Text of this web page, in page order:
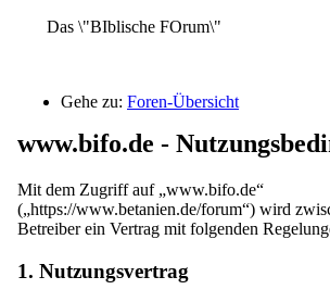
Das \"BIblische FOrum\"
Gehe zu: Foren-Übersicht
www.bifo.de -
Mit dem Zugriff auf „www.bifo.de“
(„https://www.betanien.de/forum“) wird
Betreiber ein Vertrag mit folgenden
1. Nutzungsvertrag